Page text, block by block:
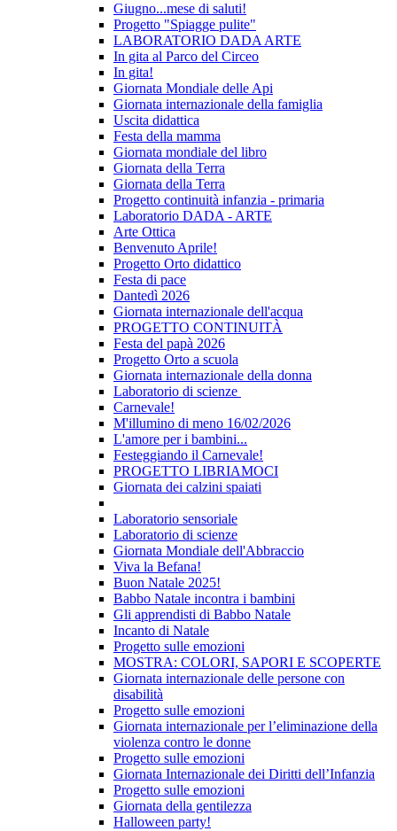
Giugno...mese di saluti!
Progetto "Spiagge pulite"
LABORATORIO DADA ARTE
In gita al Parco del Circeo
In gita!
Giornata Mondiale delle Api
Giornata internazionale della famiglia
Uscita didattica
Festa della mamma
Giornata mondiale del libro
Giornata della Terra
Giornata della Terra
Progetto continuità infanzia - primaria
Laboratorio DADA - ARTE
Arte Ottica
Benvenuto Aprile!
Progetto Orto didattico
Festa di pace
Dantedì 2026
Giornata internazionale dell'acqua
PROGETTO CONTINUITÀ
Festa del papà 2026
Progetto Orto a scuola
Giornata internazionale della donna
Laboratorio di scienze
Carnevale!
M'illumino di meno 16/02/2026
L'amore per i bambini...
Festeggiando il Carnevale!
PROGETTO LIBRIAMOCI
Giornata dei calzini spaiati
Laboratorio sensoriale
Laboratorio di scienze
Giornata Mondiale dell'Abbraccio
Viva la Befana!
Buon Natale 2025!
Babbo Natale incontra i bambini
Gli apprendisti di Babbo Natale
Incanto di Natale
Progetto sulle emozioni
MOSTRA: COLORI, SAPORI E SCOPERTE
Giornata internazionale delle persone con
disabilità
Progetto sulle emozioni
Giornata internazionale per l’eliminazione della
violenza contro le donne
Progetto sulle emozioni
Giornata Internazionale dei Diritti dell’Infanzia
Progetto sulle emozioni
Giornata della gentilezza
Halloween party!